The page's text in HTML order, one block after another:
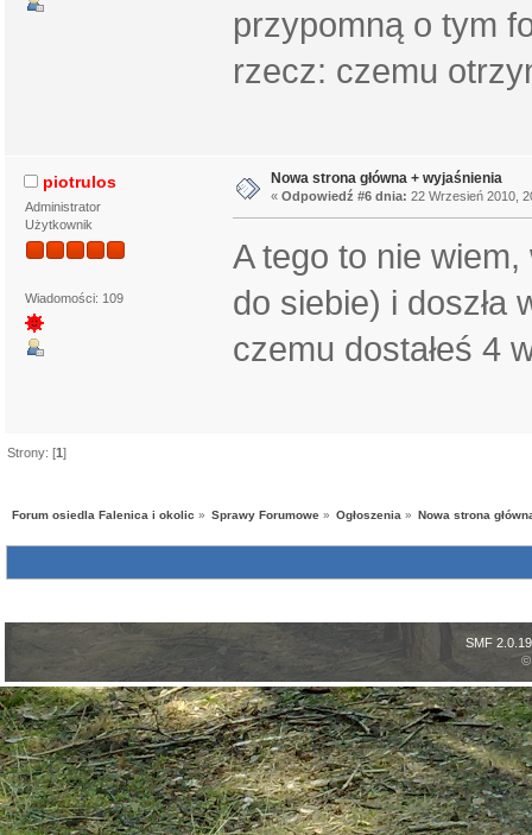
przypomną o tym
rzecz: czemu
piotrulos
Administrator
Użytkownik
Wiadomości: 109
Nowa strona główna + wyjaśnienia
« Odpowiedź #6 dnia: 22 Wrzesień 2010,
A tego to nie
do siebie) i doszła
czemu dostałeś 4
Strony: [1]
Forum osiedla Falenica i okolic » Sprawy Forumowe » Ogłoszenia » Nowa strona
SMF 2.0.19
©